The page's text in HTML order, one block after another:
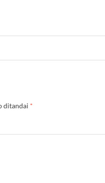
ditandai *